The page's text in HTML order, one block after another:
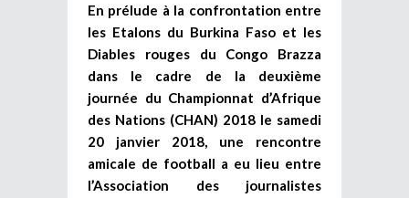
En prélude à la confrontation entre
les Etalons du Burkina Faso et les
Diables rouges du Congo Brazza
dans le cadre de la deuxième
journée du Championnat d’Afrique
des Nations (CHAN) 2018 le samedi
20 janvier 2018, une rencontre
amicale de football a eu lieu entre
l’Association des journalistes